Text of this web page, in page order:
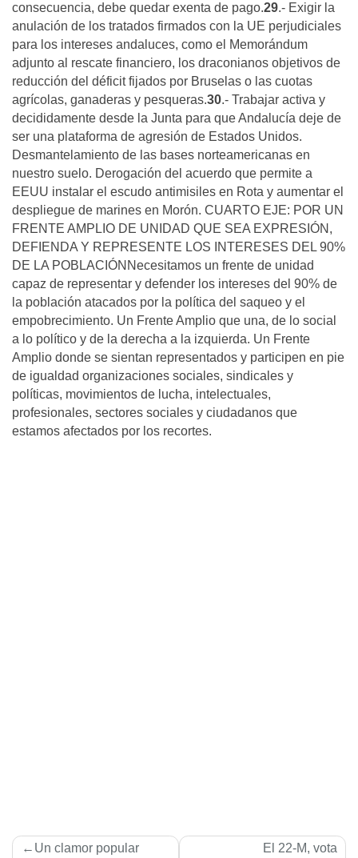
consecuencia, debe quedar exenta de pago.29.- Exigir la
anulación de los tratados firmados con la UE perjudiciales
para los intereses andaluces, como el Memorándum
adjunto al rescate financiero, los draconianos objetivos de
reducción del déficit fijados por Bruselas o las cuotas
agrícolas, ganaderas y pesqueras.30.- Trabajar activa y
decididamente desde la Junta para que Andalucía deje de
ser una plataforma de agresión de Estados Unidos.
Desmantelamiento de las bases norteamericanas en
nuestro suelo. Derogación del acuerdo que permite a
EEUU instalar el escudo antimisiles en Rota y aumentar el
despliegue de marines en Morón. CUARTO EJE: POR UN
FRENTE AMPLIO DE UNIDAD QUE SEA EXPRESIÓN,
DEFIENDA Y REPRESENTE LOS INTERESES DEL 90%
DE LA POBLACIÓNNecesitamos un frente de unidad
capaz de representar y defender los intereses del 90% de
la población atacados por la política del saqueo y el
empobrecimiento. Un Frente Amplio que una, de lo social
a lo político y de la derecha a la izquierda. Un Frente
Amplio donde se sientan representados y participen en pie
de igualdad organizaciones sociales, sindicales y
políticas, movimientos de lucha, intelectuales,
profesionales, sectores sociales y ciudadanos que
estamos afectados por los recortes.
Navegación
Un clamor popular
El 22-M, vota